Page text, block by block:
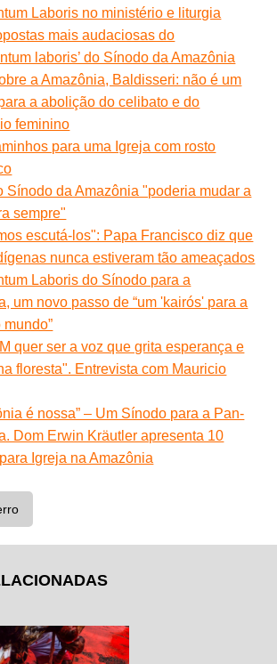
Laboris no ministério e liturgia
mais audaciosas do
laboris’ do Sínodo da Amazônia
a Amazônia, Baldisseri: não é um
a abolição do celibato e do
feminino
para uma Igreja com rosto
Sínodo da Amazônia "poderia mudar a
sempre"
escutá-los": Papa Francisco diz que
nunca estiveram tão ameaçados
Laboris do Sínodo para a
um novo passo de “um 'kairós' para a
mundo”
quer ser a voz que grita esperança e
floresta". Entrevista com Mauricio
é nossa” – Um Sínodo para a Pan-
Dom Erwin Kräutler apresenta 10
Igreja na Amazônia